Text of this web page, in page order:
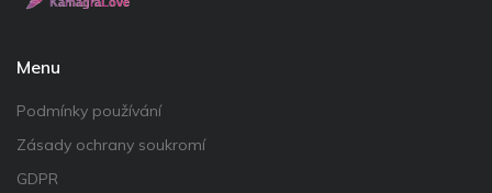
Menu
Podmínky používání
Zásady ochrany soukromí
GDPR